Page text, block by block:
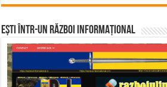
Ești într-un RĂZBOI INFORMAȚIONAL